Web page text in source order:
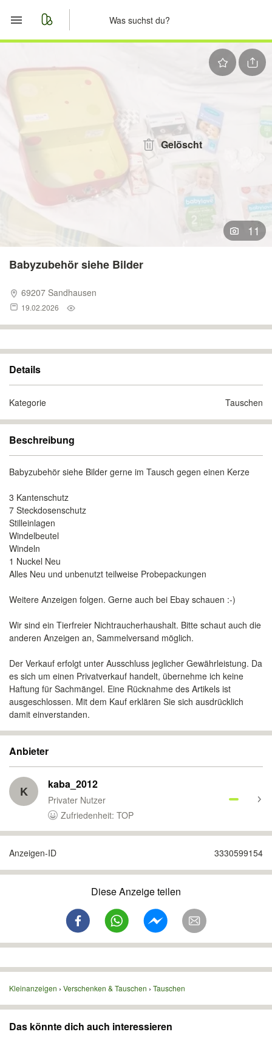
Nachrichten
Gelöscht
11
Babyzubehör siehe Bilder
69207 Sandhausen
19.02.2026
Details
Kategorie Tauschen
Beschreibung
Babyzubehör siehe Bilder gerne im Tausch gegen einen Kerze
3 Kantenschutz
7 Steckdosenschutz
Stilleinlagen
Windelbeutel
Windeln
1 Nuckel Neu
Alles Neu und unbenutzt teilweise Probepackungen
Weitere Anzeigen folgen. Gerne auch bei Ebay schauen :-)
Wir sind ein Tierfreier Nichtraucherhaushalt. Bitte schaut auch die
anderen Anzeigen an, Sammelversand möglich.
Der Verkauf erfolgt unter Ausschluss jeglicher Gewährleistung. Da
es sich um einen Privatverkauf handelt, übernehme ich keine
Haftung für Sachmängel. Eine Rücknahme des Artikels ist
ausgeschlossen. Mit dem Kauf erklären Sie sich ausdrücklich
damit einverstanden.
Anbieter
K kaba_2012
Privater Nutzer
Zufriedenheit: TOP
Anzeigen-ID 3330599154
Diese Anzeige teilen
Kleinanzeigen Verschenken & Tauschen Tauschen
Das könnte dich auch interessieren